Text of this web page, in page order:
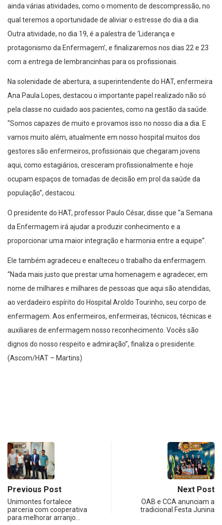
ainda várias atividades, como o momento de descompressão, no
qual teremos a oportunidade de aliviar o estresse do dia a dia.
Outra atividade, no dia 19, é a palestra de ‘Liderança e
protagonismo da Enfermagem’, e finalizaremos nos dias 22 e 23
com a entrega de lembrancinhas para os profissionais.
Na solenidade de abertura, a superintendente do HAT, enfermeira
Ana Paula Lopes, destacou o importante papel realizado não só
pela classe no cuidado aos pacientes, como na gestão da saúde.
“Somos capazes de muito e provamos isso no nosso dia a dia. E
vamos muito além, atualmente em nosso hospital muitos dos
gestores são enfermeiros, profissionais que chegaram jovens
aqui, como estagiários, cresceram profissionalmente e hoje
ocupam espaços de tomadas de decisão em prol da saúde da
população”, destacou.
O presidente do HAT, professor Paulo César, disse que “a Semana
da Enfermagem irá ajudar a produzir conhecimento e a
proporcionar uma maior integração e harmonia entre a equipe”.
Ele também agradeceu e enalteceu o trabalho da enfermagem.
“Nada mais justo que prestar uma homenagem e agradecer, em
nome de milhares e milhares de pessoas que aqui são atendidas,
ao verdadeiro espírito do Hospital Aroldo Tourinho, seu corpo de
enfermagem. Aos enfermeiros, enfermeiras, técnicos, técnicas e
auxiliares de enfermagem nosso reconhecimento. Vocês são
dignos do nosso respeito e admiração”, finaliza o presidente.
(Ascom/HAT – Martins)
Previous Post
Unimontes fortalece
parceria com cooperativa
para melhorar arranjo…
Next Post
OAB e CCA anunciam a
tradicional Festa Junina